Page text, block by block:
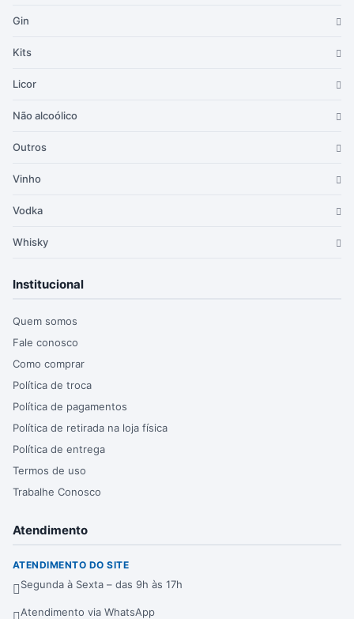
Gin
Kits
Licor
Não alcoólico
Outros
Vinho
Vodka
Whisky
Institucional
Quem somos
Fale conosco
Como comprar
Política de troca
Política de pagamentos
Política de retirada na loja física
Política de entrega
Termos de uso
Trabalhe Conosco
Atendimento
ATENDIMENTO DO SITE
Segunda à Sexta – das 9h às 17h
Atendimento via WhatsApp